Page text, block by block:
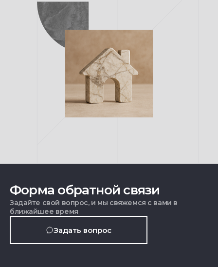
Форма обратной связи
Задайте свой вопрос, и мы свяжемся с вами в
ближайшее время
Задать вопрос